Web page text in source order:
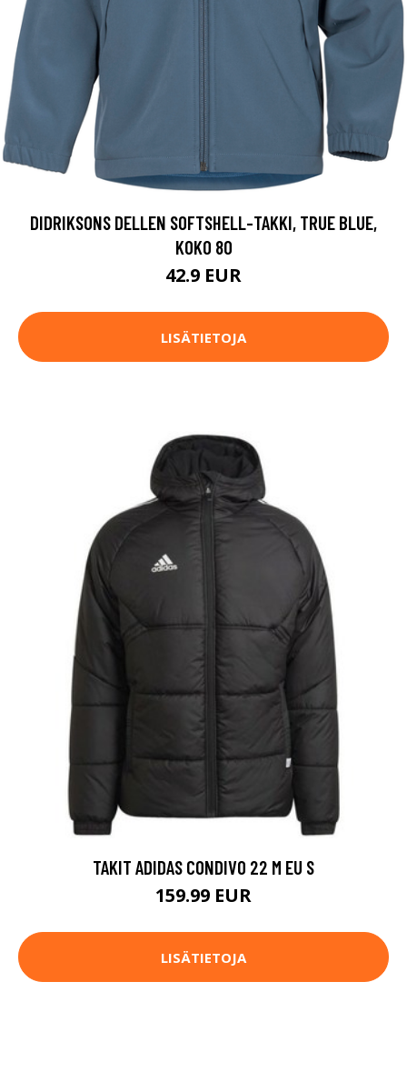
DIDRIKSONS DELLEN SOFTSHELL-TAKKI, TRUE BLUE,
KOKO 80
42.9 EUR
LISÄTIETOJA
TAKIT ADIDAS CONDIVO 22 M EU S
159.99 EUR
LISÄTIETOJA